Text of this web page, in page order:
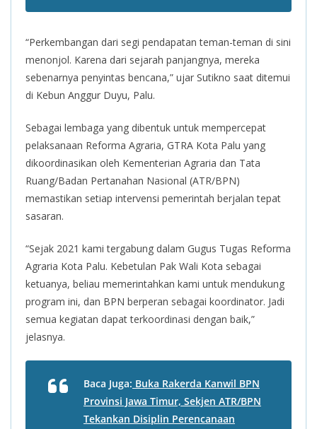
“Perkembangan dari segi pendapatan teman-teman di sini
menonjol. Karena dari sejarah panjangnya, mereka
sebenarnya penyintas bencana,” ujar Sutikno saat ditemui
di Kebun Anggur Duyu, Palu.
Sebagai lembaga yang dibentuk untuk mempercepat
pelaksanaan Reforma Agraria, GTRA Kota Palu yang
dikoordinasikan oleh Kementerian Agraria dan Tata
Ruang/Badan Pertanahan Nasional (ATR/BPN)
memastikan setiap intervensi pemerintah berjalan tepat
sasaran.
“Sejak 2021 kami tergabung dalam Gugus Tugas Reforma
Agraria Kota Palu. Kebetulan Pak Wali Kota sebagai
ketuanya, beliau memerintahkan kami untuk mendukung
program ini, dan BPN berperan sebagai koordinator. Jadi
semua kegiatan dapat terkoordinasi dengan baik,”
jelasnya.
Baca Juga: Buka Rakerda Kanwil BPN
Provinsi Jawa Timur, Sekjen ATR/BPN
Tekankan Disiplin Perencanaan